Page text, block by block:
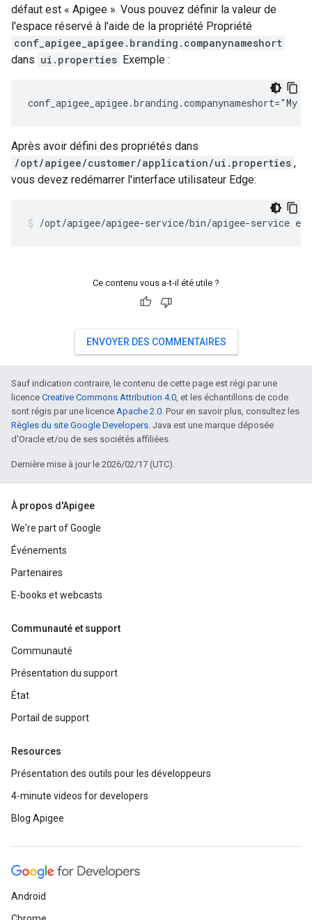
défaut est « Apigee ». Vous pouvez définir la valeur de
l'espace réservé à l'aide de la propriété Propriété
conf_apigee_apigee.branding.companynameshort
dans ui.properties Exemple :
conf_apigee_apigee.branding.companynameshort="My
Après avoir défini des propriétés dans
/opt/apigee/customer/application/ui.properties ,
vous devez redémarrer l'interface utilisateur Edge:
/opt/apigee/apigee-service/bin/apigee-service
Ce contenu vous a-t-il été utile ?
ENVOYER DES COMMENTAIRES
Sauf indication contraire, le contenu de cette page est régi par une
licence Creative Commons Attribution 4.0, et les échantillons de code
sont régis par une licence Apache 2.0. Pour en savoir plus, consultez les
Règles du site Google Developers. Java est une marque déposée
d'Oracle et/ou de ses sociétés affiliées.
Dernière mise à jour le 2026/02/17 (UTC).
À propos d'Apigee
We're part of Google
Événements
Partenaires
E-books et webcasts
Communauté et support
Communauté
Présentation du support
État
Portail de support
Resources
Présentation des outils pour les développeurs
4-minute videos for developers
Blog Apigee
Android